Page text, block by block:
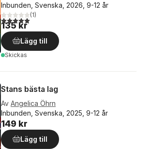
Inbunden, Svenska, 2026, 9-12 år
5,0utav 5 stjärnor. Totalt antal röster:
(1)
135 kr
Lägg till
Skickas
Stans bästa lag
Av Angelica Öhrn
Inbunden, Svenska, 2025, 9-12 år
149 kr
Lägg till